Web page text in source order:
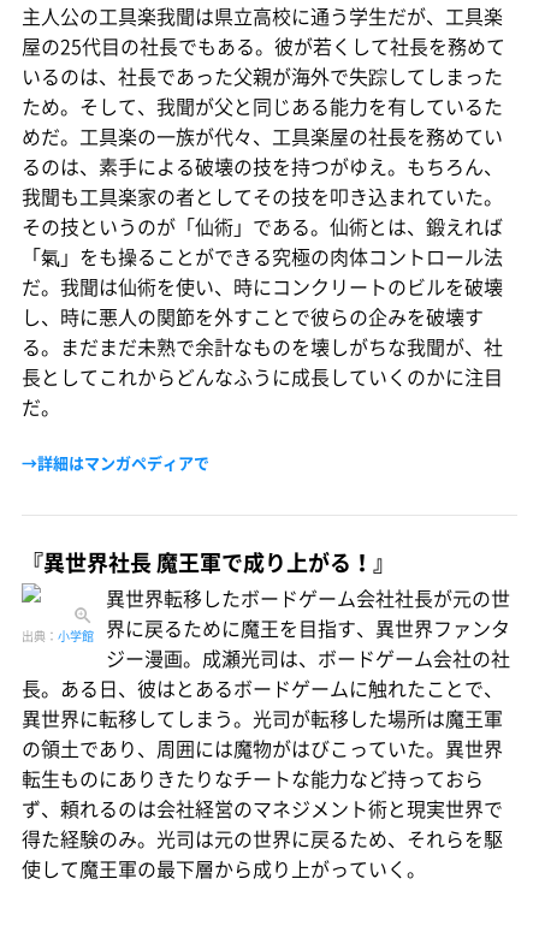
主人公の工具楽我聞は県立高校に通う学生だが、工具楽
屋の25代目の社長でもある。彼が若くして社長を務めて
いるのは、社長であった父親が海外で失踪してしまった
ため。そして、我聞が父と同じある能力を有しているた
めだ。工具楽の一族が代々、工具楽屋の社長を務めてい
るのは、素手による破壊の技を持つがゆえ。もちろん、
我聞も工具楽家の者としてその技を叩き込まれていた。
その技というのが「仙術」である。仙術とは、鍛えれば
「氣」をも操ることができる究極の肉体コントロール法
だ。我聞は仙術を使い、時にコンクリートのビルを破壊
し、時に悪人の関節を外すことで彼らの企みを破壊す
る。まだまだ未熟で余計なものを壊しがちな我聞が、社
長としてこれからどんなふうに成長していくのかに注目
だ。
→詳細はマンガペディアで
『異世界社長 魔王軍で成り上がる！』
出典： 小学館
異世界転移したボードゲーム会社社長が元の世
界に戻るために魔王を目指す、異世界ファンタ
ジー漫画。成瀬光司は、ボードゲーム会社の社
長。ある日、彼はとあるボードゲームに触れたことで、
異世界に転移してしまう。光司が転移した場所は魔王軍
の領土であり、周囲には魔物がはびこっていた。異世界
転生ものにありきたりなチートな能力など持っておら
ず、頼れるのは会社経営のマネジメント術と現実世界で
得た経験のみ。光司は元の世界に戻るため、それらを駆
使して魔王軍の最下層から成り上がっていく。